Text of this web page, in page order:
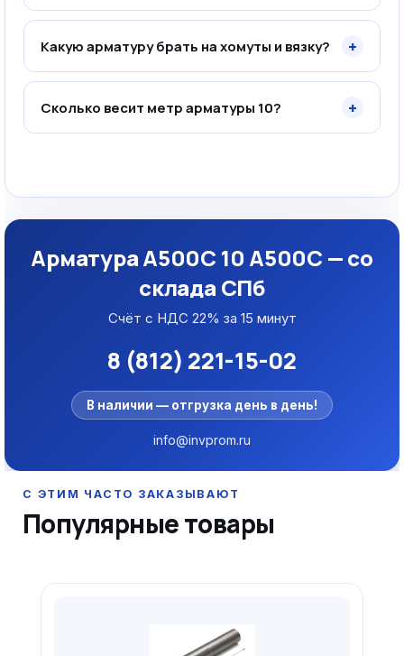
Какую арматуру брать на хомуты и вязку? +
Сколько весит метр арматуры 10? +
Арматура А500С 10 А500С — со
склада СПб
Счёт с НДС 22% за 15 минут
8 (812) 221-15-02
В наличии — отгрузка день в день!
info@invprom.ru
Популярные товары